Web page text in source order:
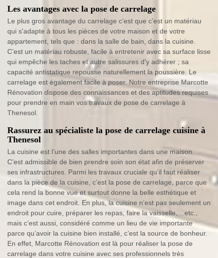
Les avantages avec la pose de carrelage
Le plus gros avantage du carrelage c’est que c’est un matériau
qui s'adapte à tous les pièces de votre maison et de votre
appartement, tels que : dans la salle de bain, dans la cuisine.
C’est un matériau robuste, facile à entretenir avec sa surface lisse
qui empêche les taches et autre salissures d'y adhérer ; sa
capacité antistatique repousse naturellement la poussière. Le
carrelage est également facile à poser. Notre entreprise Marcotte
Rénovation dispose des connaissances et des aptitudes requises
pour prendre en main vos travaux de pose de carrelage à
Thenesol.
Rassurez au spécialiste la pose de carrelage cuisine à
Thenesol
La cuisine est l’une des salles importantes dans une maison.
C’est admissible de bien prendre soin son état afin de préserver
ses infrastructures. Parmi les travaux cruciale qu’il faut réaliser
dans la pièce de la cuisine, c’est la pose de carrelage, parce que
cela rend la bonne vue et surtout donne la belle esthétique et
image dans cet endroit. En plus, la cuisine n’est pas seulement un
endroit pour cuire, préparer les repas, faire la vaisselle,…etc.,
mais c’est aussi, considéré comme un lieu de vie importante
parce qu’avoir la cuisine bien installé, c’est la source de bonheur.
En effet, Marcotte Rénovation est là pour réaliser la pose de
carrelage dans votre cuisine avec ses professionnels très